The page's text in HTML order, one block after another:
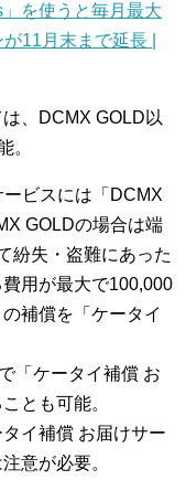
を使うと毎月最大
11月末まで延長 |
、DCMX GOLD以
。
ービスには「DCMX
GOLDの場合は端
紛失・盗難にあった
用が最大で100,000
補償を「ケータイ
「ケータイ補償 お
とも可能。
イ補償 お届けサー
意が必要。